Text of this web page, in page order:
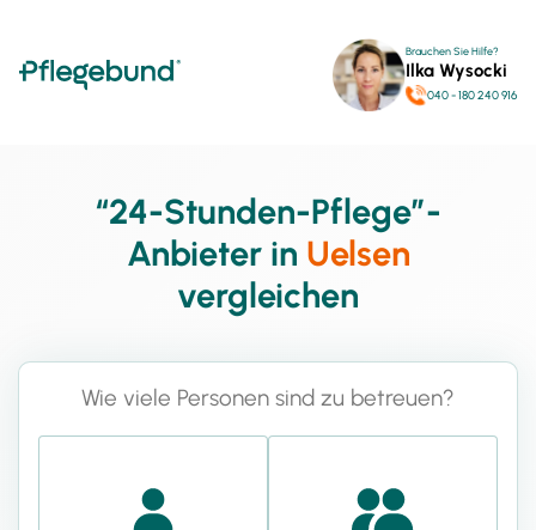
Brauchen Sie Hilfe?
Ilka Wysocki
040 - 180 240 916
“24-Stunden-Pflege”-
Anbieter in Uelsen
vergleichen
Wie viele Personen sind zu betreuen?